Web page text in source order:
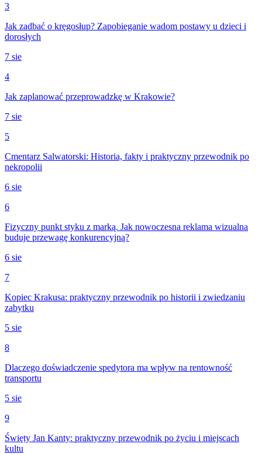
3
Jak zadbać o kręgosłup? Zapobieganie wadom postawy u dzieci i
dorosłych
7 sie
4
Jak zaplanować przeprowadzkę w Krakowie?
7 sie
5
Cmentarz Salwatorski: Historia, fakty i praktyczny przewodnik po
nekropolii
6 sie
6
Fizyczny punkt styku z marką. Jak nowoczesna reklama wizualna
buduje przewagę konkurencyjną?
6 sie
7
Kopiec Krakusa: praktyczny przewodnik po historii i zwiedzaniu
zabytku
5 sie
8
Dlaczego doświadczenie spedytora ma wpływ na rentowność
transportu
5 sie
9
Święty Jan Kanty: praktyczny przewodnik po życiu i miejscach
kultu